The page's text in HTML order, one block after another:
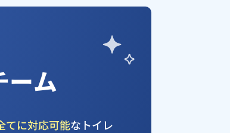
ーム
てに対応可能なトイレ